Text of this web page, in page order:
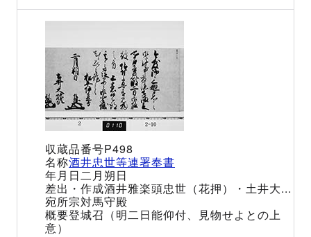
P498
酒井忠世等連署奉書
二月朔日
酒井雅楽頭忠世（花押）・土井大...
宗対馬守殿
登城召（明二日能仰付、見物せよとの上
意）